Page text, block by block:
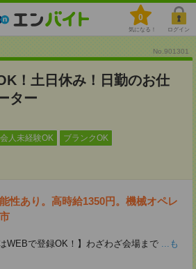
0
気になる！ ログイン
No.901301
！土日休み！日勤のお仕
ター
人未経験OK ブランクOK
性あり。高時給1350円。機械オペレ
WEBで登録OK！】わざわざ会場まで ...も